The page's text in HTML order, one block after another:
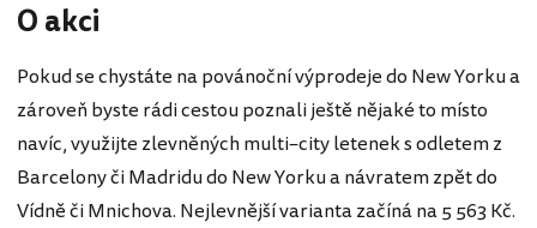
O akci
Pokud se chystáte na povánoční výprodeje do New Yorku a
zároveň byste rádi cestou poznali ještě nějaké to místo
navíc, využijte zlevněných multi–city letenek s odletem z
Barcelony či Madridu do New Yorku a návratem zpět do
Vídně či Mnichova. Nejlevnější varianta začíná na 5 563 Kč.